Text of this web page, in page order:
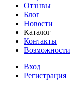
Отзывы
Блог
Новости
Каталог
Контакты
Возможности
Вход
Регистрация